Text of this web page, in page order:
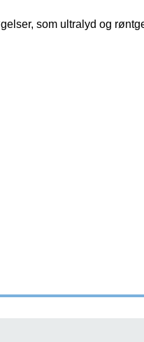
som ultralyd og